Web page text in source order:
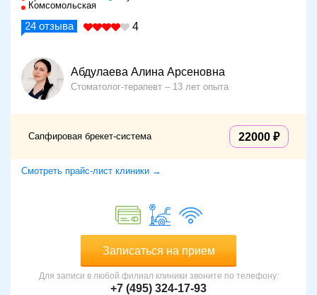
Комсомольская
24 отзыва 4
Абдулаева Алина Арсеновна
Стоматолог-терапевт 13 лет опыта
Сапфировая брекет-система 22000
Смотреть прайс-лист клиники →
Записаться на прием
Для записи в любой филиал клиники звоните по телефону:
+7 (495) 324-17-93